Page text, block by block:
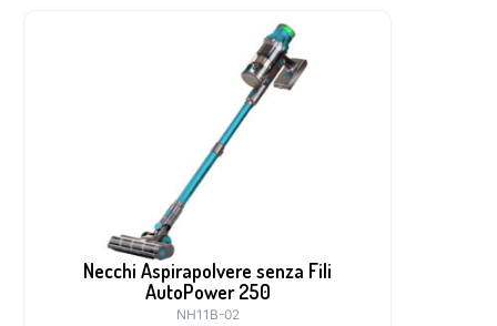
Necchi Aspirapolvere senza Fili
AutoPower 250
NH11B-02